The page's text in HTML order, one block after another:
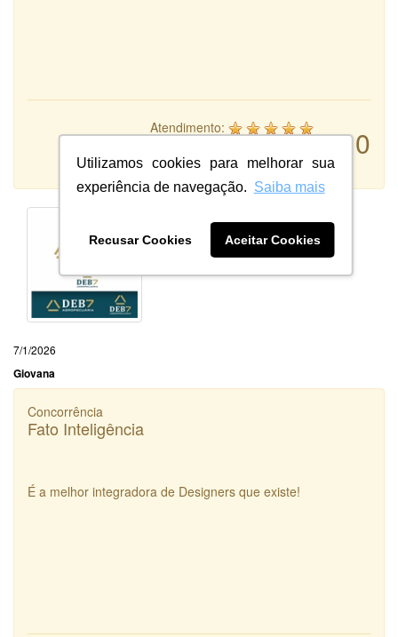
Utilizamos cookies para melhorar sua
experiência de navegação. Saiba mais
Recusar Cookies Aceitar Cookies
10
Atendimento:
Sistema:
7/1/2026
Giovana
Concorrência
Fato Inteligência
É a melhor integradora de Designers que existe!